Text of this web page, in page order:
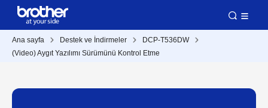
Ana sayfa Destek ve İndirmeler
DCP-T536DW
(Video) Aygıt Yazılımı Sürümünü Kontrol Etme